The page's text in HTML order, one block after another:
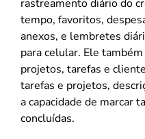
rastreamento diário do
tempo, favoritos,
anexos, e lembretes
para celular. Ele
projetos, tarefas e
tarefas e projetos,
a capacidade de marcar
concluídas.